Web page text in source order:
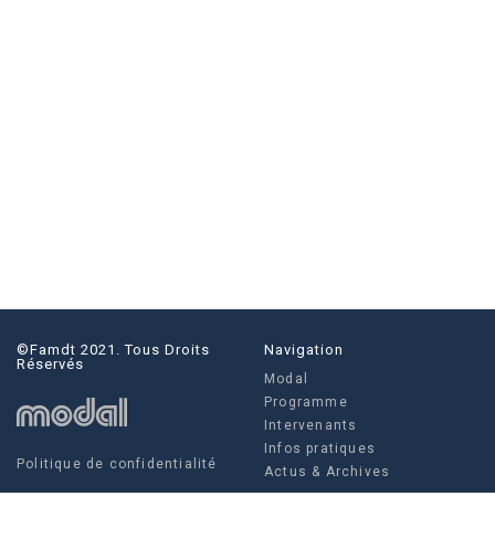
©famdt 2021. Tous Droits
Réservés
Politique de confidentialité
Navigation
Modal
Programme
Intervenants
Infos pratiques
Actus & Archives